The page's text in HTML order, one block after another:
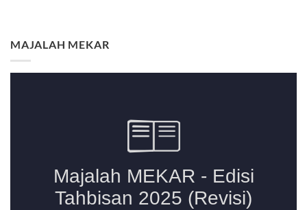
MAJALAH MEKAR